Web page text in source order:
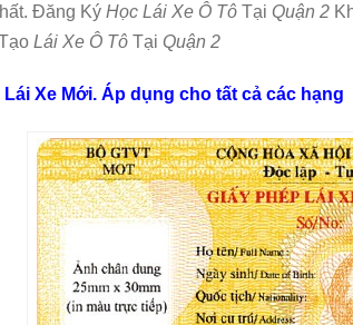
Đăng Ký Học Lái Xe Ô Tô Tại Quận 2
Lái Xe Ô Tô Tại Quận 2
Xe Mới. Áp dụng cho tất cả các hạng